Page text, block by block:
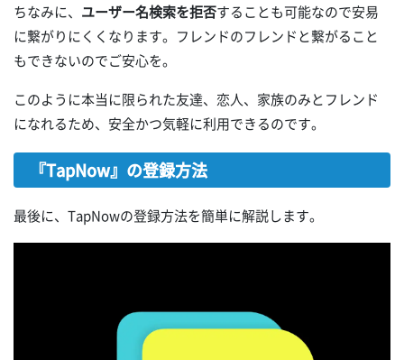
ちなみに、 ユーザー名検索を拒否することも可能なので安易
に繋がりにくくなります。フレンドのフレンドと繋がること
もできないのでご安心を。
このように本当に限られた友達、恋人、家族のみとフレンド
になれるため、安全かつ気軽に利用できるのです。
『TapNow』の登録方法
最後に、TapNowの登録方法を簡単に解説します。